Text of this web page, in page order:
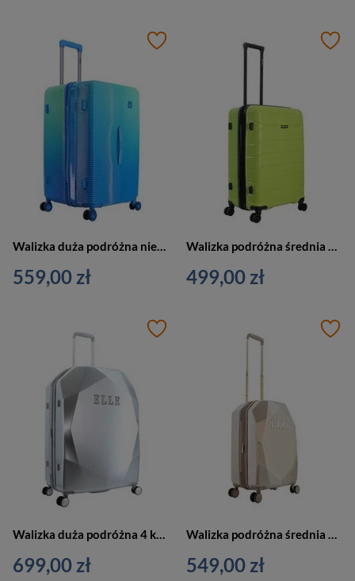
Walizka duża podróżna niebieska - SAXOLINE Twist Trunk L 1049H0.73.39
559,00 zł
Walizka podróżna średnia 4 kółka limonka - Discovery SKYWARD DL12HA.60.63
499,00 zł
699,00 zł 549,00 zł